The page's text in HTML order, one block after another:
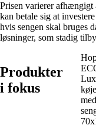
Prisen varierer afhængigt
kan betale sig at
hvis sengen skal bruges
løsninger, som stadig
Produkter
i fokus
med